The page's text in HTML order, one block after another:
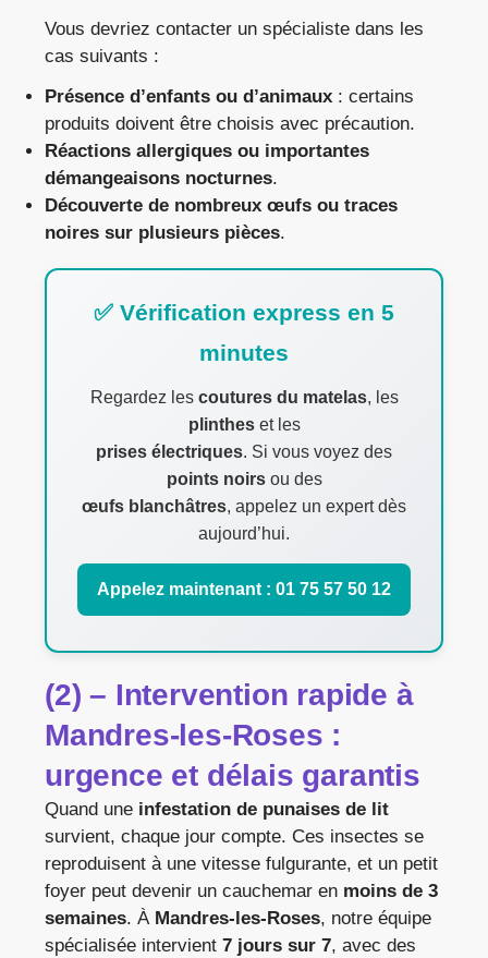
Vous devriez contacter un spécialiste dans les
cas suivants :
Présence d’enfants ou d’animaux : certains
produits doivent être choisis avec précaution.
Réactions allergiques ou importantes
démangeaisons nocturnes.
Découverte de nombreux œufs ou traces
noires sur plusieurs pièces.
✅ Vérification express en 5
minutes
Regardez les coutures du matelas, les
plintheset les
prises électriques. Si vous voyez des
points noirsou des
œufs blanchâtres, appelez un expert dès
aujourd’hui.
Appelez maintenant : 01 75 57 50 12
(2) – Intervention rapide à
Mandres-les-Roses :
urgence et délais garantis
Quand une infestation de punaises de lit
survient, chaque jour compte. Ces insectes se
reproduisent à une vitesse fulgurante, et un petit
foyer peut devenir un cauchemar en moins de 3
semaines. À Mandres-les-Roses, notre équipe
spécialisée intervient 7 jours sur 7, avec des